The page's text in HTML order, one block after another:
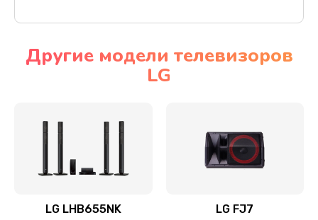
Ремонт механики привода
Ремонт / замена кнопок, клавиш, индикаторов,
Другие модели телевизоров
LG
LG LHB655NK LG FJ7